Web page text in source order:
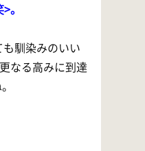
。
馴染みのいい
なる高みに到達